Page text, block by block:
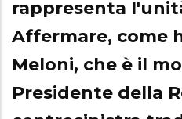
rappresenta
Affermare, come
Meloni, che è il
Presidente della